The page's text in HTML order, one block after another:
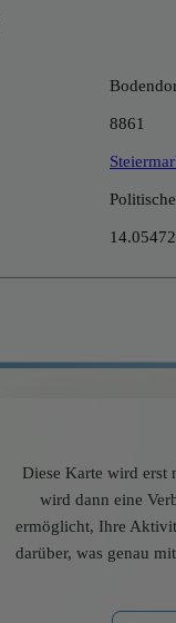
8861
Diese Karte wird erst
wird dann eine
ermöglicht, Ihre
darüber, was genau